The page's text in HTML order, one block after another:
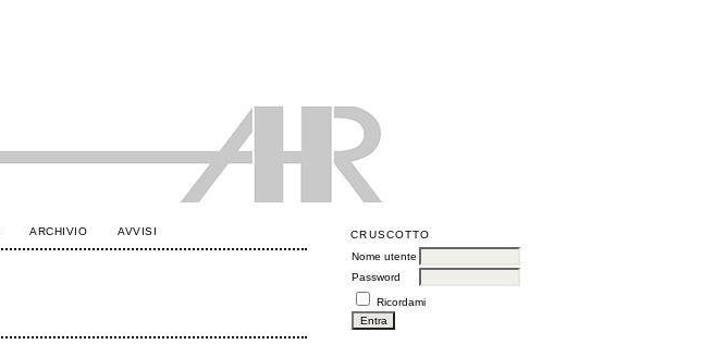
CRUSCOTTO
Nome utente
Password
Ricordami
ARCHIVIO AVVISI